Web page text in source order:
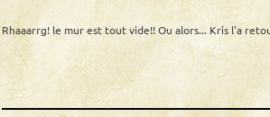
Rhaaarrg! le mur est tout vide!! Ou alors... Kris l'a